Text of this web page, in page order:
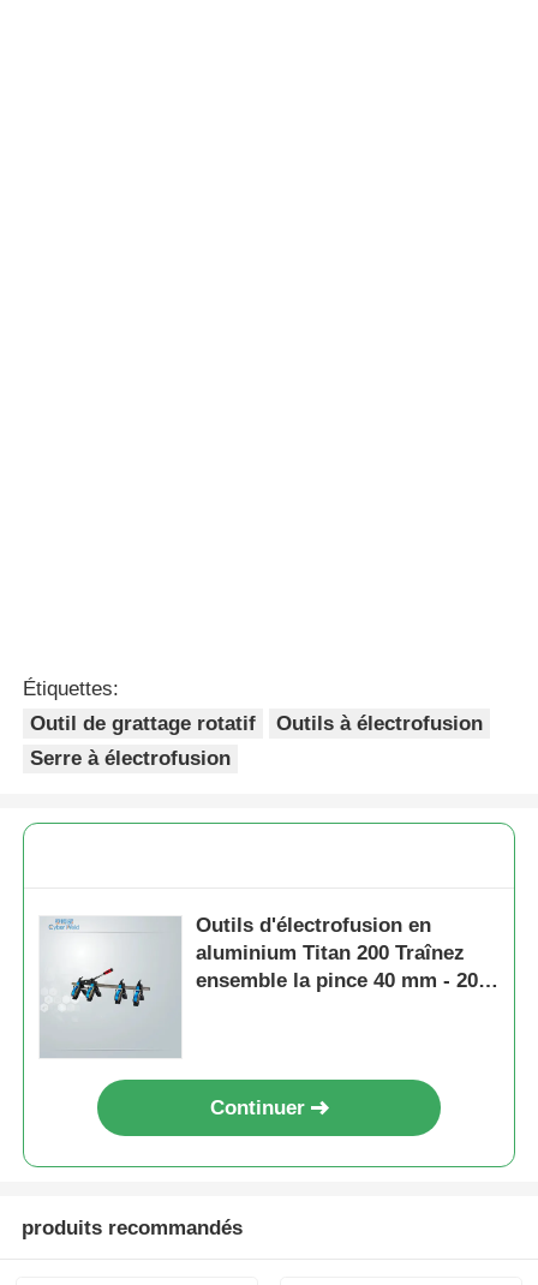
produits recommandés
20 mm - 63 mm Sortie
Outil de grattage
rotatif Outil de
électrofusionenvoyer une
demande
électrofusion légers
envoyer une
demande